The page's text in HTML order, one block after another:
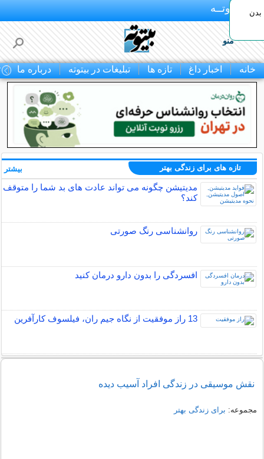
بـیتوتــه
منو
خانه اخبار داغ تازه ها تبلیغات در بیتوته درباره ما
تازه های برای زندگی بهتر
مدیتیشن چگونه می تواند عادت های بد شما را متوقف
کند؟
روانشناسی رنگ صورتی
افسردگی را بدون دارو درمان کنید
13 راز موفقیت از نگاه جیم ران، فیلسوف کارآفرین
بیشتر
نقش موسیقی در زندگی افراد آسیب دیده
مجموعه: برای زندگی بهتر